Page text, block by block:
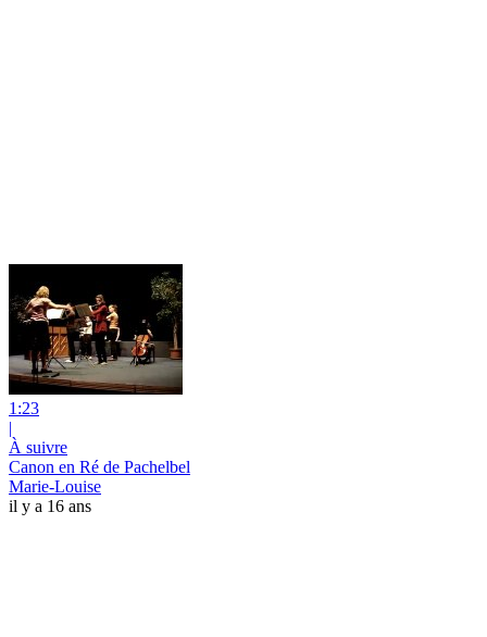
1:23
|
À suivre
Canon en Ré de Pachelbel
Marie-Louise
il y a 16 ans